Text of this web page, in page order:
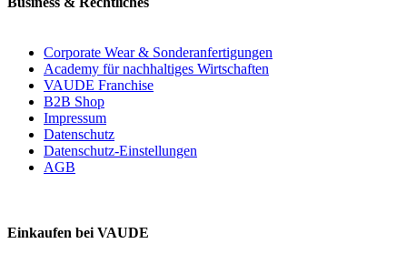
Corporate Wear & Sonderanfertigungen
Academy für nachhaltiges Wirtschaften
VAUDE Franchise
B2B Shop
Impressum
Datenschutz
Datenschutz-Einstellungen
AGB
Einkaufen bei VAUDE